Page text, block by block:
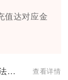
值达对应金
泰拉瑞亚中获得霜月套的方法是什么 查看详情